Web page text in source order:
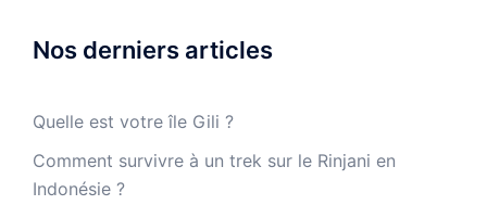
Nos derniers articles
Quelle est votre île Gili ?
Comment survivre à un trek sur le Rinjani en
Indonésie ?